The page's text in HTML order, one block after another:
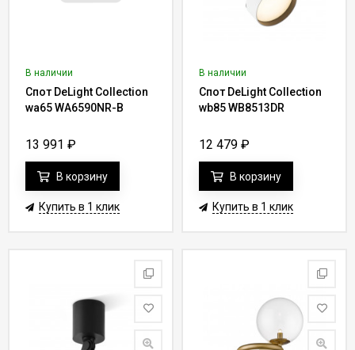
В наличии
Спот DeLight Collection
wa65 WA6590NR-B
13 991 ₽
В корзину
Купить в 1 клик
В наличии
Спот DeLight Collection
wb85 WB8513DR
12 479 ₽
В корзину
Купить в 1 клик